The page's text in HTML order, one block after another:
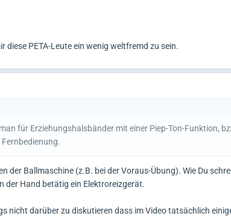
diese PETA-Leute ein wenig weltfremd zu sein.
für Erziehungshalsbänder mit einer Piep-Ton-Funktion,
der Ballmaschine (z.B. bei der Voraus-Übung). Wie Du
der Hand betätig ein Elektroreizgerät.
nicht darüber zu diskutieren dass im Video tatsächlich